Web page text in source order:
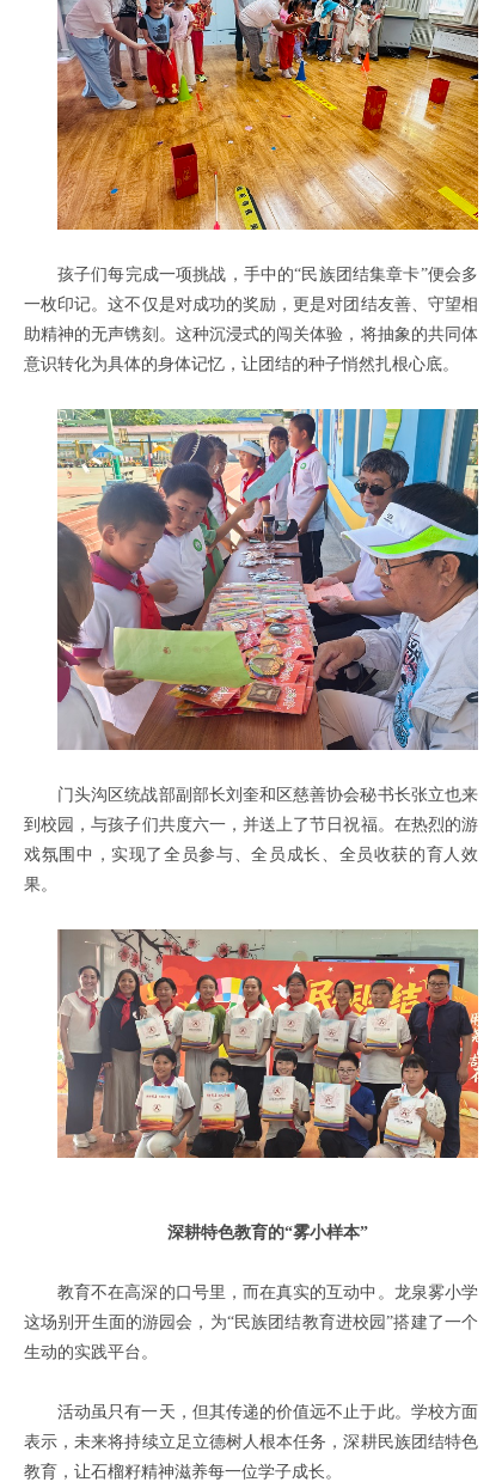
孩子们每完成一项挑战，手中的“民族团结集章卡”便会多
一枚印记。这不仅是对成功的奖励，更是对团结友善、守望相
助精神的无声镌刻。这种沉浸式的闯关体验，将抽象的共同体
意识转化为具体的身体记忆，让团结的种子悄然扎根心底。
门头沟区统战部副部长刘奎和区慈善协会秘书长张立也来
到校园，与孩子们共度六一，并送上了节日祝福。在热烈的游
戏氛围中，实现了全员参与、全员成长、全员收获的育人效
果。
深耕特色教育的“雾小样本”
教育不在高深的口号里，而在真实的互动中。龙泉雾小学
这场别开生面的游园会，为“民族团结教育进校园”搭建了一个
生动的实践平台。
活动虽只有一天，但其传递的价值远不止于此。学校方面
表示，未来将持续立足立德树人根本任务，深耕民族团结特色
教育，让石榴籽精神滋养每一位学子成长。